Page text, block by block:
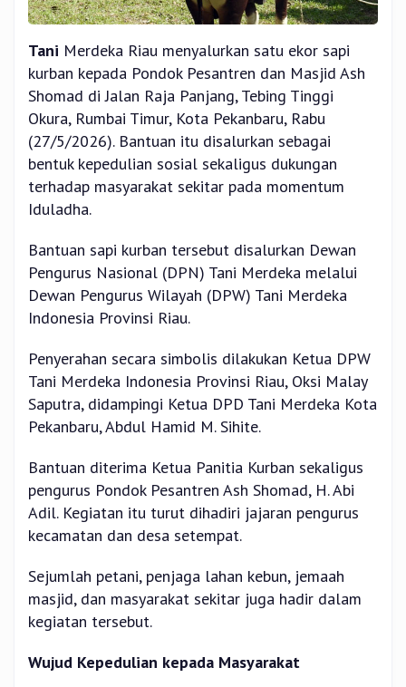
Tani Merdeka Riau menyalurkan satu ekor sapi
kurban kepada Pondok Pesantren dan Masjid Ash
Shomad di Jalan Raja Panjang, Tebing Tinggi
Okura, Rumbai Timur, Kota Pekanbaru, Rabu
(27/5/2026). Bantuan itu disalurkan sebagai
bentuk kepedulian sosial sekaligus dukungan
terhadap masyarakat sekitar pada momentum
Iduladha.
Bantuan sapi kurban tersebut disalurkan Dewan
Pengurus Nasional (DPN) Tani Merdeka melalui
Dewan Pengurus Wilayah (DPW) Tani Merdeka
Indonesia Provinsi Riau.
Penyerahan secara simbolis dilakukan Ketua DPW
Tani Merdeka Indonesia Provinsi Riau, Oksi Malay
Saputra, didampingi Ketua DPD Tani Merdeka Kota
Pekanbaru, Abdul Hamid M. Sihite.
Bantuan diterima Ketua Panitia Kurban sekaligus
pengurus Pondok Pesantren Ash Shomad, H. Abi
Adil. Kegiatan itu turut dihadiri jajaran pengurus
kecamatan dan desa setempat.
Sejumlah petani, penjaga lahan kebun, jemaah
masjid, dan masyarakat sekitar juga hadir dalam
kegiatan tersebut.
Wujud Kepedulian kepada Masyarakat